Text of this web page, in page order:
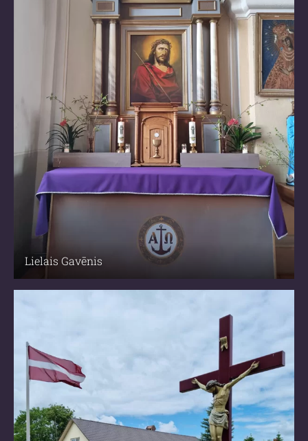
Lielais Gavēnis